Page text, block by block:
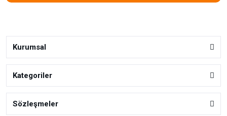
Kurumsal
Kategoriler
Sözleşmeler